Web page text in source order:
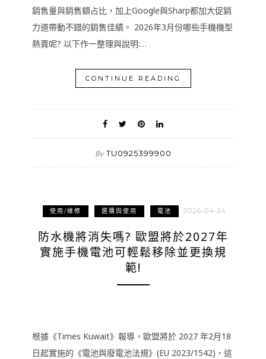
銷售量與銷售額占比，加上Google與Sharp都加大促銷
力道帶動不錯的銷售佳績。 2026年3月份哪些手機機型
熱賣呢? 以下作一整理與說明:…
CONTINUE READING
By TU0925399900
使用/維修 選購與使用 電池 2026-04-24
防水機將消失嗎? 歐盟將於2027年
實施手機電池可輕鬆移除並更換規
範!
根據《Times Kuwait》報導，歐盟將於 2027 年2月18
日起實施的《電池與廢電池法規》(EU 2023/1542)，這